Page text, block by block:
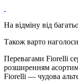
На відміну від
Також варто
Перевагами Fiorelli
розширенням
Fiorelli — чудова